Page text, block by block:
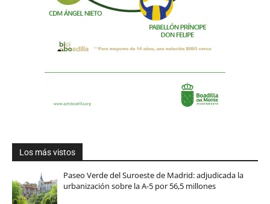
Los más vistos
Paseo Verde del Suroeste de Madrid: adjudicada la
urbanización sobre la A-5 por 56,5 millones